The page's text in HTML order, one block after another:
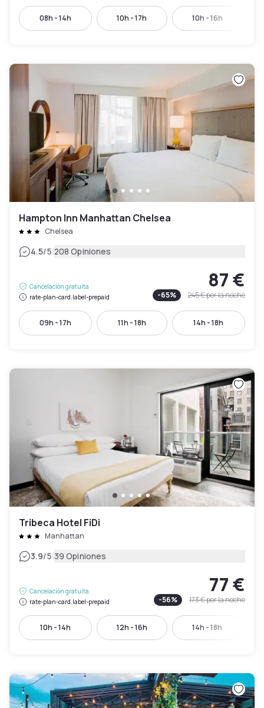
08h - 14h 10h - 17h 10h - 16h
Hampton Inn Manhattan Chelsea
Chelsea
4.5/5|208 Opiniones
Cancelación gratuita
rate-plan-card.label-prepaid
87 €
-65% 245 €por la noche
09h - 17h 11h - 18h 14h - 18h
Tribeca Hotel FiDi
Manhattan
3.9/5|39 Opiniones
Cancelación gratuita
rate-plan-card.label-prepaid
77 €
-56% 173 €por la noche
10h - 14h 12h - 16h 14h - 18h